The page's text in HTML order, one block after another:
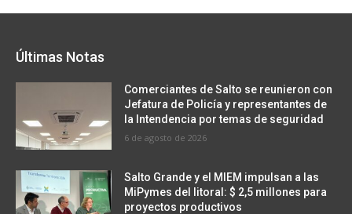
Últimas Notas
Comerciantes de Salto se reunieron con
Jefatura de Policía y representantes de
la Intendencia por temas de seguridad
6 de agosto de 2026
Salto Grande y el MIEM impulsan a las
MiPymes del litoral: $ 2,5 millones para
proyectos productivos